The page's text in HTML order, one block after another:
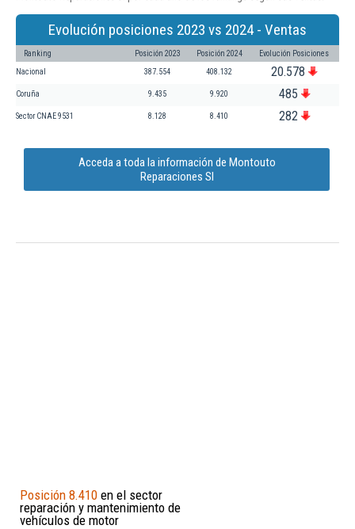
Evolución posiciones 2023 vs 2024 - Ventas
Ranking Posición 2023 Posición 2024 Evolución Posiciones
Nacional 387.554 408.132 20.578
Coruña 9.435 9.920 485
Sector CNAE 9531 8.128 8.410 282
Acceda a toda la información de Montouto
Reparaciones Sl
Posición 8.410 en el sector
reparación y mantenimiento de
vehículos de motor